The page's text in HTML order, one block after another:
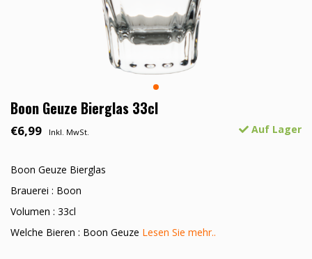
Boon Geuze Bierglas 33cl
€6,99 Inkl. MwSt. Auf Lager
Boon Geuze Bierglas
Brauerei : Boon
Volumen : 33cl
Welche Bieren : Boon Geuze Lesen Sie mehr..